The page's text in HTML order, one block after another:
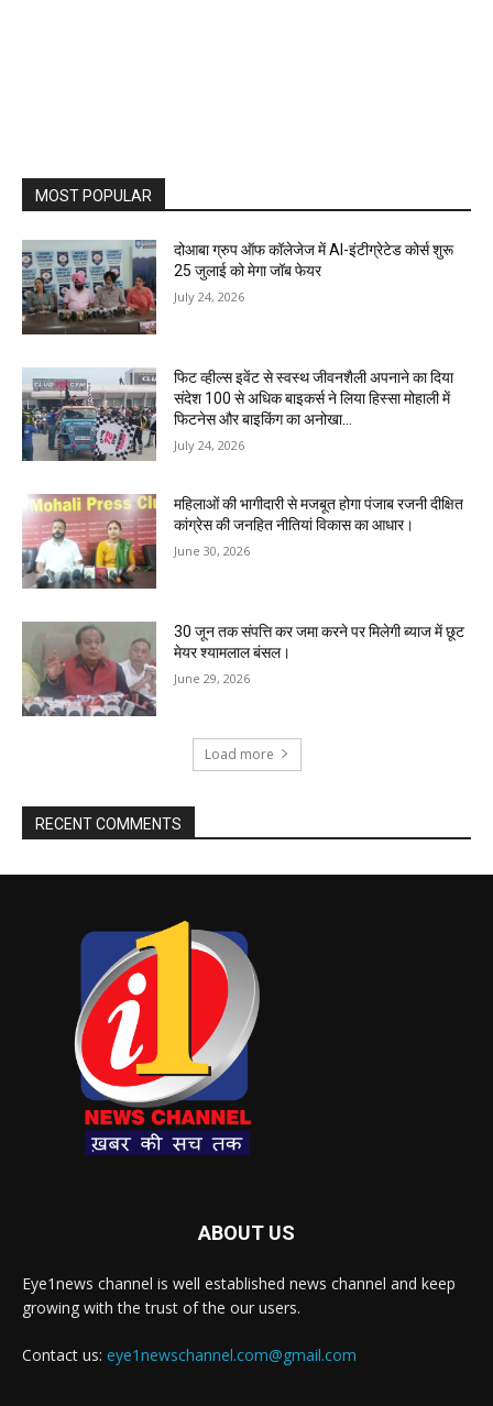
MOST POPULAR
दोआबा ग्रुप ऑफ कॉलेजेज में AI-इंटीग्रेटेड कोर्स शुरू
25 जुलाई को मेगा जॉब फेयर
July 24, 2026
फिट व्हील्स इवेंट से स्वस्थ जीवनशैली अपनाने का दिया
संदेश 100 से अधिक बाइकर्स ने लिया हिस्सा मोहाली में
फिटनेस और बाइकिंग का अनोखा...
July 24, 2026
महिलाओं की भागीदारी से मजबूत होगा पंजाब रजनी दीक्षित
कांग्रेस की जनहित नीतियां विकास का आधार।
June 30, 2026
30 जून तक संपत्ति कर जमा करने पर मिलेगी ब्याज में छूट
मेयर श्यामलाल बंसल।
June 29, 2026
Load more
RECENT COMMENTS
ABOUT US
Eye1news channel is well established news channel and keep
growing with the trust of the our users.
Contact us: eye1newschannel.com@gmail.com